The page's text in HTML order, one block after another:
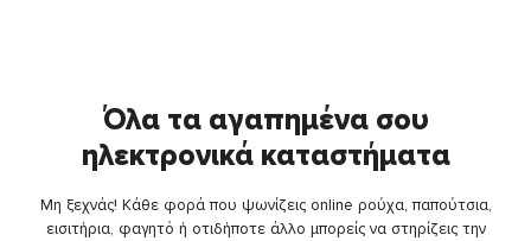
Όλα τα αγαπημένα σου
ηλεκτρονικά καταστήματα
Μη ξεχνάς! Κάθε φορά που ψωνίζεις online ρούχα, παπούτσια,
εισιτήρια, φαγητό ή οτιδήποτε άλλο μπορείς να στηρίζεις την